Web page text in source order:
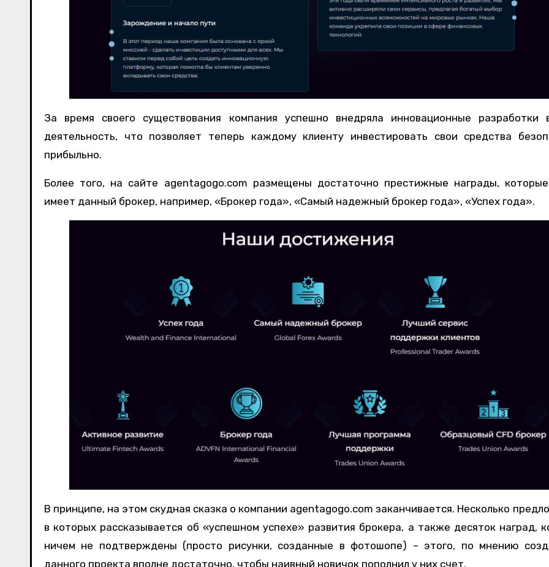
За время своего существования компания успешно внедряла инновационные разработки
деятельность, что позволяет теперь каждому клиенту инвестировать свои средства
прибыльно.
Более того, на сайте agentagogo.com размещены достаточно престижные награды,
имеет данный брокер, например, «Брокер года», «Самый надежный брокер года», «Успех года».
В принципе, на этом скудная сказка о компании agentagogo.com заканчивается. Несколько
в которых рассказывается об «успешном успехе» развития брокера, а также десяток наград,
ничем не подтверждены (просто рисунки, созданные в фотошопе) – этого, по мнению
данного проекта вполне достаточно, чтобы наивный новичок пополнил у них счет.